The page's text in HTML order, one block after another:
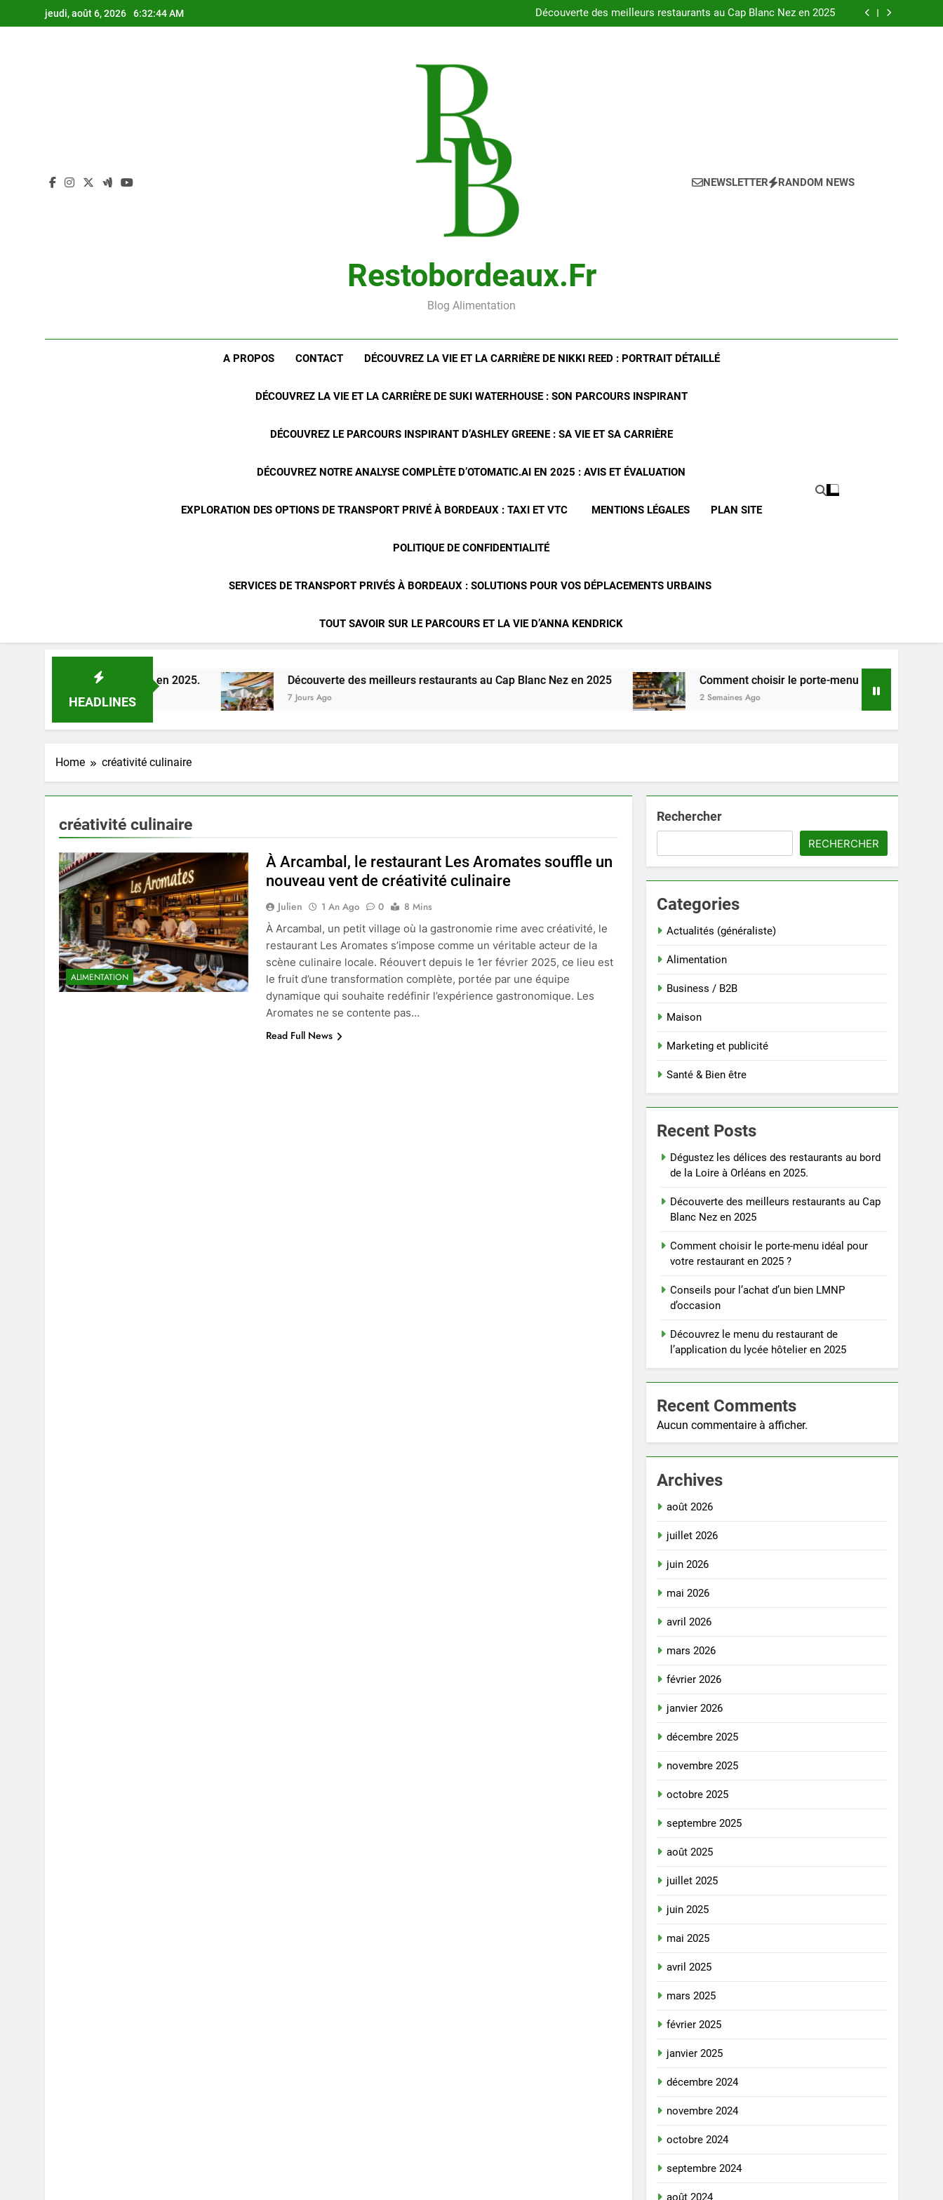
to
jeudi, août 6, 2026 6:32:44 AM
Découverte des meilleurs restaurants au Cap Blanc Nez en 2025
Comment choisir le porte-menu idéal pour votre restaurant en 2025 ?
Restobordeaux.fr
Blog Alimentation
NEWSLETTER RANDOM NEWS
A PROPOS CONTACT DÉCOUVREZ LA VIE ET LA CARRIÈRE DE NIKKI REED : PORTRAIT DÉTAILLÉ
DÉCOUVREZ LA VIE ET LA CARRIÈRE DE SUKI WATERHOUSE : SON PARCOURS INSPIRANT
DÉCOUVREZ LE PARCOURS INSPIRANT D’ASHLEY GREENE : SA VIE ET SA CARRIÈRE
DÉCOUVREZ NOTRE ANALYSE COMPLÈTE D’OTOMATIC.AI EN 2025 : AVIS ET ÉVALUATION
EXPLORATION DES OPTIONS DE TRANSPORT PRIVÉ À BORDEAUX : TAXI ET VTC MENTIONS LÉGALES PLAN SITE
POLITIQUE DE CONFIDENTIALITÉ
SERVICES DE TRANSPORT PRIVÉS À BORDEAUX : SOLUTIONS POUR VOS DÉPLACEMENTS URBAINS
TOUT SAVOIR SUR LE PARCOURS ET LA VIE D’ANNA KENDRICK
HEADLINES
Loire à Orléans en 2025. Découverte des meilleurs restaurants au Cap Blanc Nez en 2025
7 Jours Ago
Comment choisir le porte-menu idéal pour votre restaurant
2 Semaines Ago
Home créativité culinaire
créativité culinaire
ALIMENTATION
À Arcambal, le restaurant Les Aromates souffle un
nouveau vent de créativité culinaire
Julien 1 An Ago 0
8 Mins
À Arcambal, un petit village où la gastronomie rime avec créativité, le
restaurant Les Aromates s’impose comme un véritable acteur de la
scène culinaire locale. Réouvert depuis le 1er février 2025, ce lieu est
le fruit d’une transformation complète, portée par une équipe
dynamique qui souhaite redéfinir l’expérience gastronomique. Les
Aromates ne se contente pas…
Read Full News
Rechercher
RECHERCHER
Categories
Actualités (généraliste)
Alimentation
Business / B2B
Maison
Marketing et publicité
Santé & Bien être
Recent Posts
Dégustez les délices des restaurants au bord
de la Loire à Orléans en 2025.
Découverte des meilleurs restaurants au Cap
Blanc Nez en 2025
Comment choisir le porte-menu idéal pour
votre restaurant en 2025 ?
Conseils pour l’achat d’un bien LMNP
d’occasion
Découvrez le menu du restaurant de
l’application du lycée hôtelier en 2025
Recent Comments
Aucun commentaire à afficher.
Archives
août 2026
juillet 2026
juin 2026
mai 2026
avril 2026
mars 2026
février 2026
janvier 2026
décembre 2025
novembre 2025
octobre 2025
septembre 2025
août 2025
juillet 2025
juin 2025
mai 2025
avril 2025
mars 2025
février 2025
janvier 2025
décembre 2024
novembre 2024
octobre 2024
septembre 2024
août 2024